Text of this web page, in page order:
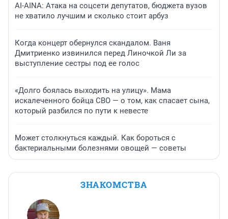
AI-AINA: Атака на соцсети депутатов, бюджета вузов
не хватило лучшим и сколько стоит арбуз
Когда концерт обернулся скандалом. Ваня
Дмитриенко извинился перед Линочкой Ли за
выступление сестры под ее голос
«Долго боялась выходить на улицу». Мама
искалеченного бойца СВО — о том, как спасает сына,
который разбился по пути к невесте
Может столкнуться каждый. Как бороться с
бактериальными болезнями овощей — советы
ЗНАКОМСТВА